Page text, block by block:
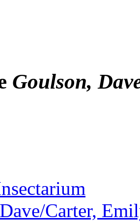
Goulson,
Carter,